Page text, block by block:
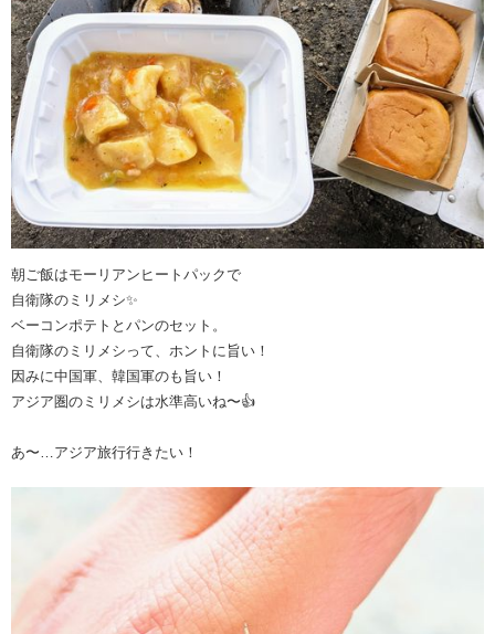
朝ご飯はモーリアンヒートパックで
自衛隊のミリメシ✨
ベーコンポテトとパンのセット。
自衛隊のミリメシって、ホントに旨い！
因みに中国軍、韓国軍のも旨い！
アジア圏のミリメシは水準高いね〜👍
あ〜…アジア旅行行きたい！